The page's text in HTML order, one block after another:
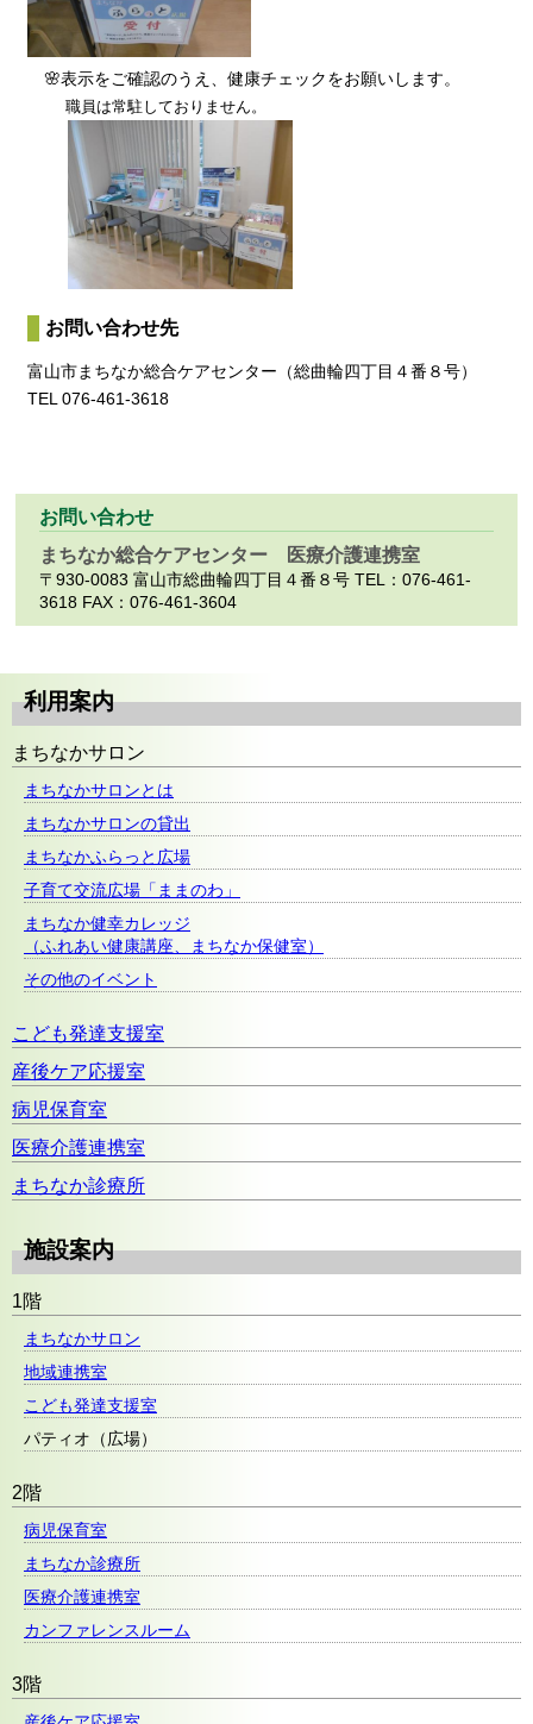
利用案内
まちなかサロン
まちなかサロンとは
まちなかサロンの貸出
まちなかふらっと広場
子育て交流広場「ままのわ」
まちなか健幸カレッジ
（ふれあい健康講座、まちなか保健室）
その他のイベント
こども発達支援室
産後ケア応援室
病児保育室
医療介護連携室
まちなか診療所
施設案内
1階
まちなかサロン
地域連携室
こども発達支援室
パティオ（広場）
2階
病児保育室
まちなか診療所
医療介護連携室
カンファレンスルーム
3階
🌸表示をご確認のうえ、健康チェックをお願いします。
職員は常駐しておりません。
お問い合わせ先
富山市まちなか総合ケアセンター（総曲輪四丁目４番８号）
TEL 076-461-3618
お問い合わせ
まちなか総合ケアセンター 医療介護連携室
〒930-0083 富山市総曲輪四丁目４番８号 TEL：076-461-
3618 FAX：076-461-3604